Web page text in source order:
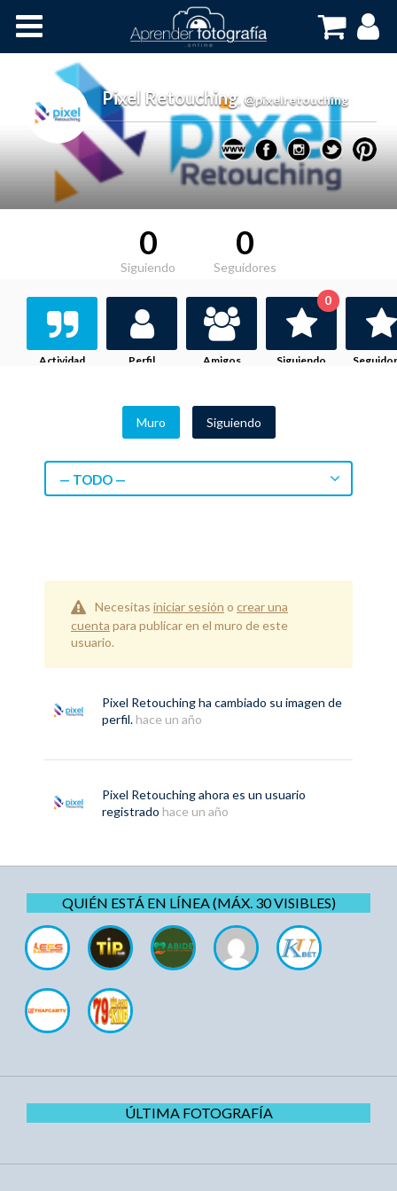
Cursos OnLine
Pixel Retouching @pixelretouching
0
Siguiendo
0
Seguidores
Actividad Perfil Amigos Siguiendo
0
Muro Siguiendo
— TODO —
Necesitas iniciar sesión o crear una
cuenta para publicar en el muro de este
usuario.
Pixel Retouchingha cambiado su imagen de
perfil. hace un año
Pixel Retouchingahora es un usuario
registrado hace un año
QUIÉN ESTÁ EN LÍNEA (MÁX. 30 VISIBLES)
ÚLTIMA FOTOGRAFÍA